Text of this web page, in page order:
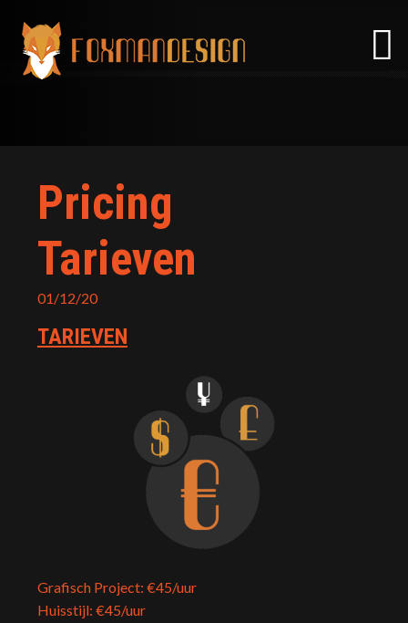
content
Pricing
Tarieven
01/12/20
TARIEVEN
Grafisch Project: €45/uur
Huisstijl: €45/uur